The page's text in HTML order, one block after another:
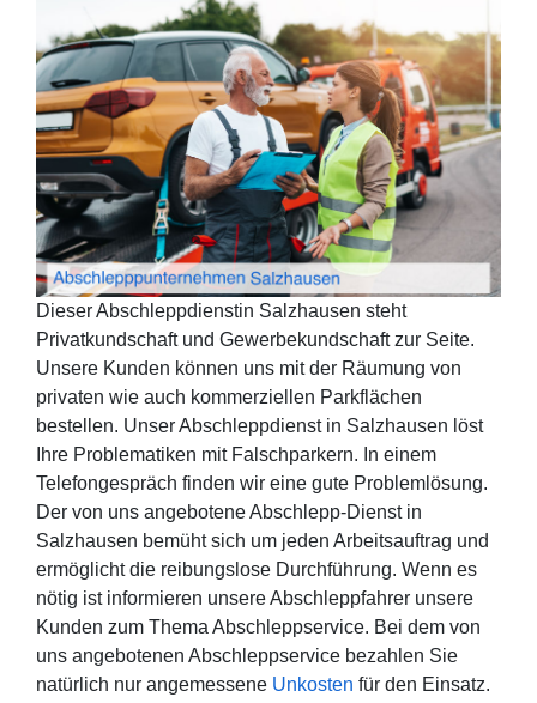
Dieser Abschleppdienstin Salzhausen steht
Privatkundschaft und Gewerbekundschaft zur Seite.
Unsere Kunden können uns mit der Räumung von
privaten wie auch kommerziellen Parkflächen
bestellen. Unser Abschleppdienst in Salzhausen löst
Ihre Problematiken mit Falschparkern. In einem
Telefongespräch finden wir eine gute Problemlösung.
Der von uns angebotene Abschlepp-Dienst in
Salzhausen bemüht sich um jeden Arbeitsauftrag und
ermöglicht die reibungslose Durchführung. Wenn es
nötig ist informieren unsere Abschleppfahrer unsere
Kunden zum Thema Abschleppservice. Bei dem von
uns angebotenen Abschleppservice bezahlen Sie
natürlich nur angemessene Unkosten für den Einsatz.